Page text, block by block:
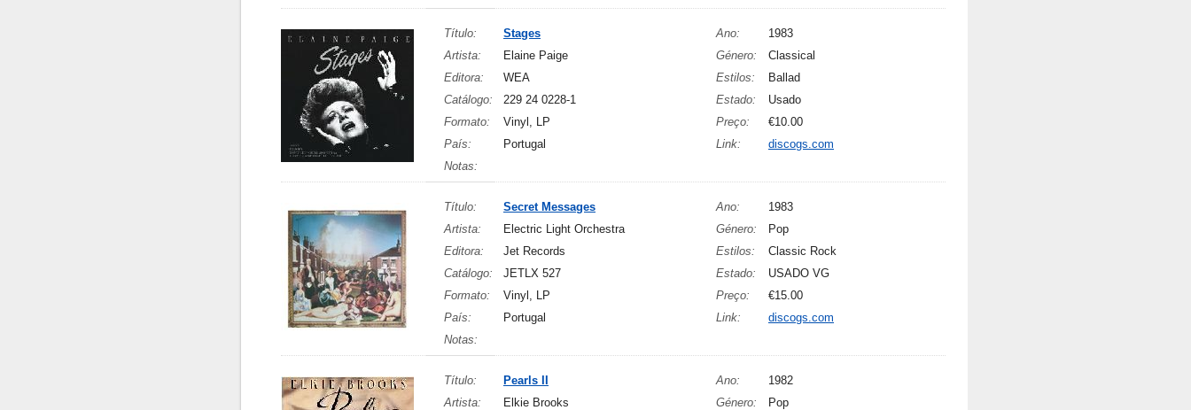
Título: Stages Ano:
1983
Artista:
Elaine Paige Género:
Classical
Editora:
WEA Estilos:
Ballad
Catálogo:
229 24 0228-1 Estado:
Usado
Formato:
Vinyl, LP Preço:
€10.00
País:
Portugal Link:
discogs.com
Notas:
Título: Secret Messages Ano:
1983
Artista:
Electric Light Orchestra Género:
Pop
Editora:
Jet Records Estilos:
Classic Rock
Catálogo:
JETLX 527 Estado:
USADO VG
Formato:
Vinyl, LP Preço:
€15.00
País:
Portugal Link:
discogs.com
Notas:
Título: Pearls II Ano:
1982
Artista:
Elkie Brooks Género:
Pop